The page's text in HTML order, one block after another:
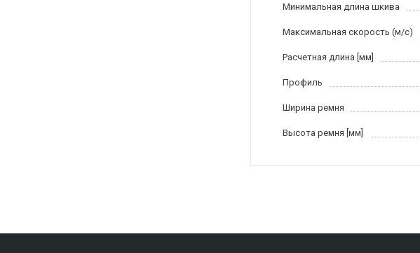
Минимальная длина шкива
Максимальная скорость (м/c)
Расчетная длина [мм]
Профиль
Ширина ремня
Высота ремня [мм]